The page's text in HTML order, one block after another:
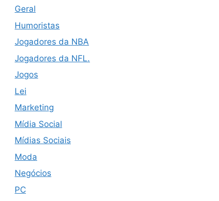
Geral
Humoristas
Jogadores da NBA
Jogadores da NFL.
Jogos
Lei
Marketing
Mídia Social
Mídias Sociais
Moda
Negócios
PC